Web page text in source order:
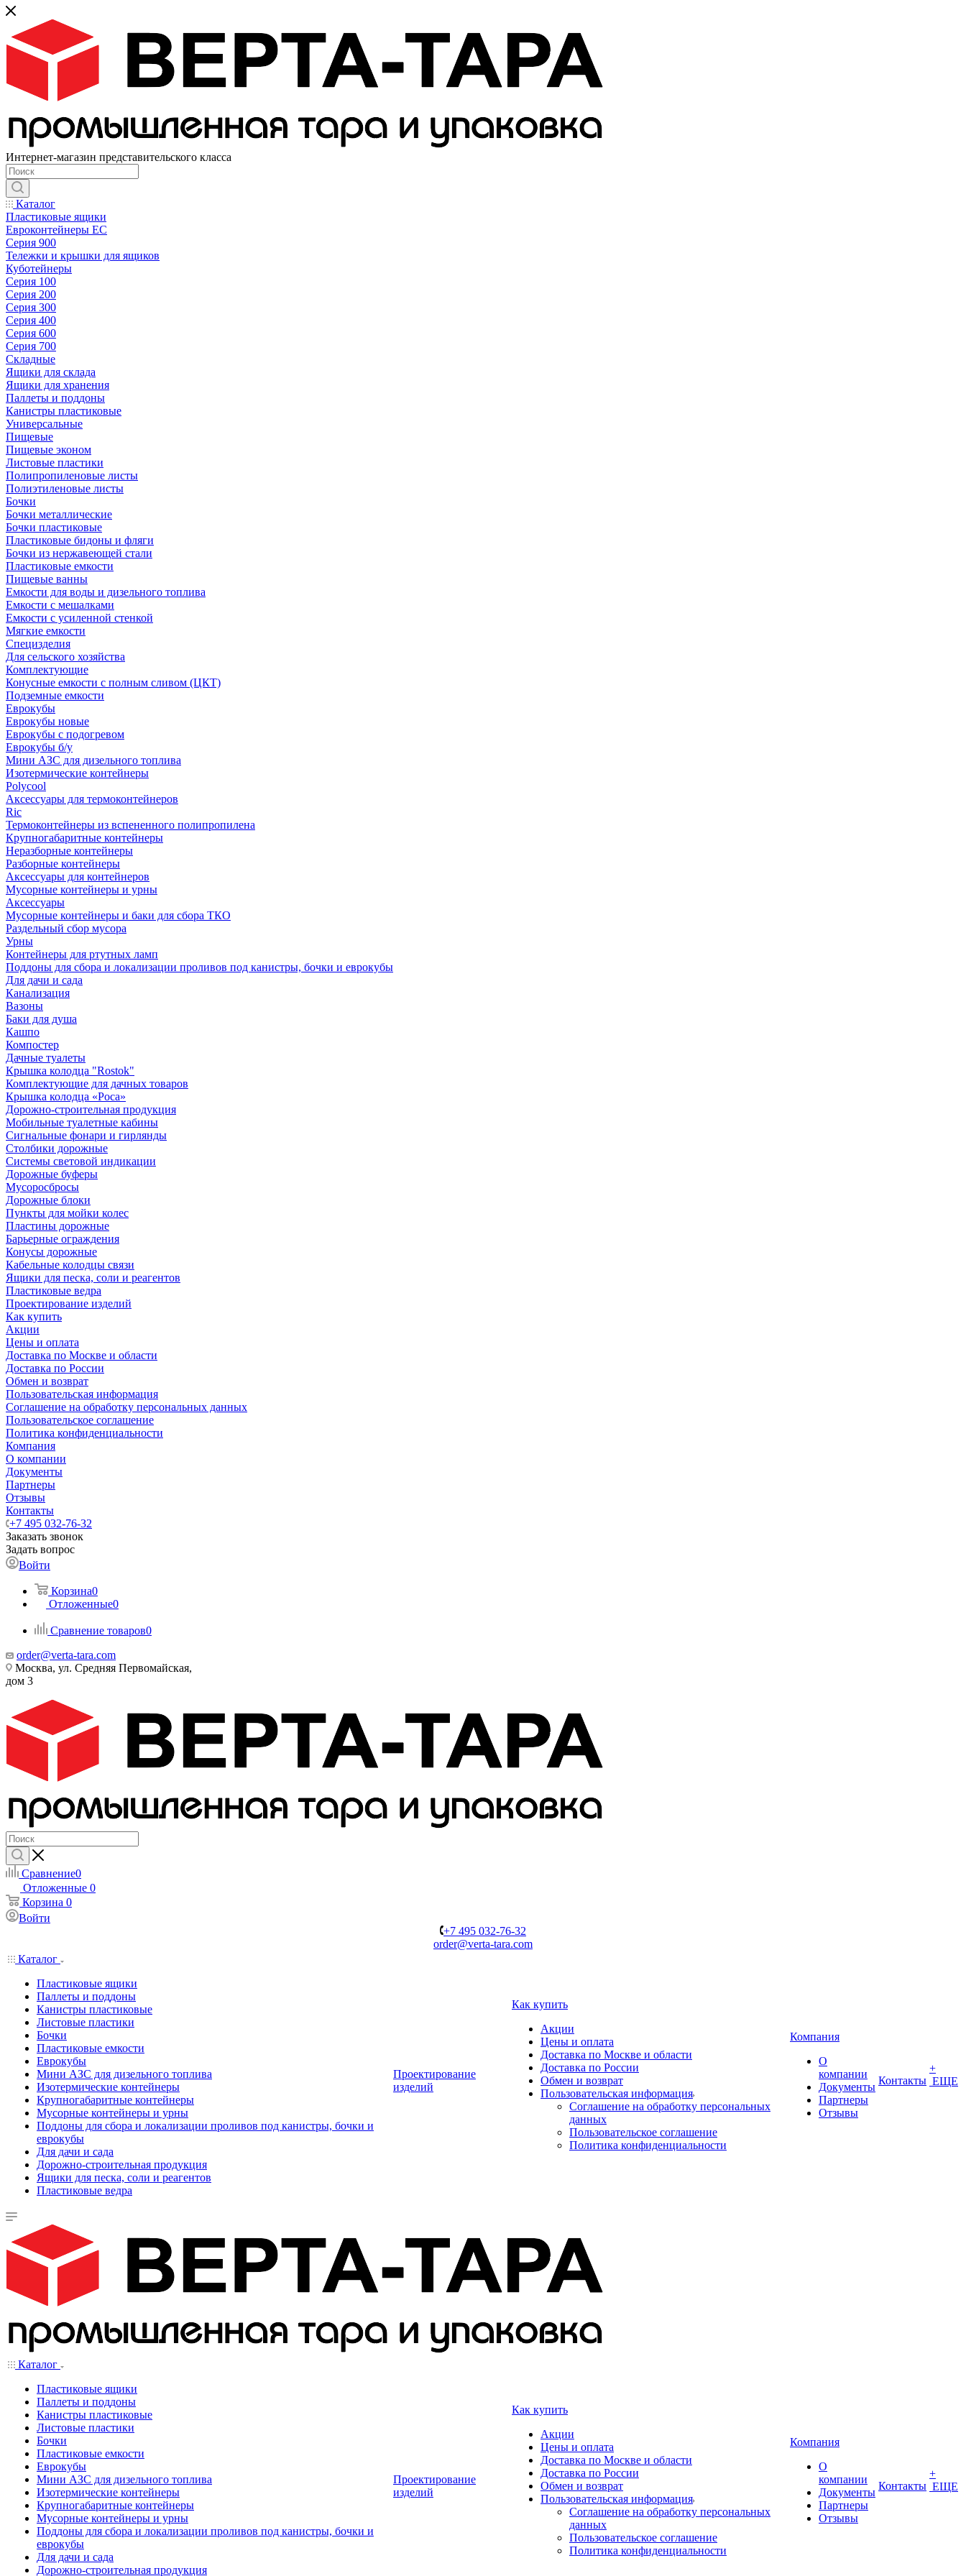
Интернет-магазин представительского класса
Каталог
Пластиковые ящики
Евроконтейнеры ЕС
Серия 900
Тележки и крышки для ящиков
Куботейнеры
Серия 100
Серия 200
Серия 300
Серия 400
Серия 600
Серия 700
Складные
Ящики для склада
Ящики для хранения
Паллеты и поддоны
Канистры пластиковые
Универсальные
Пищевые
Пищевые эконом
Листовые пластики
Полипропиленовые листы
Полиэтиленовые листы
Бочки
Бочки металлические
Бочки пластиковые
Пластиковые бидоны и фляги
Бочки из нержавеющей стали
Пластиковые емкости
Пищевые ванны
Емкости для воды и дизельного топлива
Емкости с мешалками
Емкости с усиленной стенкой
Мягкие емкости
Специзделия
Для сельского хозяйства
Комплектующие
Конусные емкости с полным сливом (ЦКТ)
Подземные емкости
Еврокубы
Еврокубы новые
Еврокубы с подогревом
Еврокубы б/у
Мини АЗС для дизельного топлива
Изотермические контейнеры
Polycool
Аксессуары для термоконтейнеров
Ric
Термоконтейнеры из вспененного полипропилена
Крупногабаритные контейнеры
Неразборные контейнеры
Разборные контейнеры
Аксессуары для контейнеров
Мусорные контейнеры и урны
Аксессуары
Мусорные контейнеры и баки для сбора ТКО
Раздельный сбор мусора
Урны
Контейнеры для ртутных ламп
Поддоны для сбора и локализации проливов под канистры, бочки и еврокубы
Для дачи и сада
Канализация
Вазоны
Баки для душа
Кашпо
Компостер
Дачные туалеты
Крышка колодца "Rostok"
Комплектующие для дачных товаров
Крышка колодца «Роса»
Дорожно-строительная продукция
Мобильные туалетные кабины
Сигнальные фонари и гирлянды
Столбики дорожные
Системы световой индикации
Дорожные буферы
Мусоросбросы
Дорожные блоки
Пункты для мойки колес
Пластины дорожные
Барьерные ограждения
Конусы дорожные
Кабельные колодцы связи
Ящики для песка, соли и реагентов
Пластиковые ведра
Проектирование изделий
Как купить
Акции
Цены и оплата
Доставка по Москве и области
Доставка по России
Обмен и возврат
Пользовательская информация
Соглашение на обработку персональных данных
Пользовательское соглашение
Политика конфиденциальности
Компания
О компании
Документы
Партнеры
Отзывы
Контакты
+7 495 032-76-32
Заказать звонок
Задать вопрос
Войти
Корзина0
Отложенные0
Сравнение товаров0
order@verta-tara.com
Москва, ул. Средняя Первомайская,
дом 3
Сравнение0
Отложенные 0
Корзина 0
Войти
+7 495 032-76-32
order@verta-tara.com
Каталог
Пластиковые ящики
Паллеты и поддоны
Канистры пластиковые
Листовые пластики
Бочки
Пластиковые емкости
Еврокубы
Мини АЗС для дизельного топлива
Изотермические контейнеры
Крупногабаритные контейнеры
Мусорные контейнеры и урны
Поддоны для сбора и локализации проливов под канистры, бочки и
еврокубы
Для дачи и сада
Дорожно-строительная продукция
Ящики для песка, соли и реагентов
Пластиковые ведра
Проектирование
изделий
Как купить
Акции
Цены и оплата
Доставка по Москве и области
Доставка по России
Обмен и возврат
Пользовательская информация
Соглашение на обработку персональных
данных
Пользовательское соглашение
Политика конфиденциальности
Компания
О
компании
Документы
Партнеры
Отзывы
Контакты
+
ЕЩЕ
Каталог
Пластиковые ящики
Паллеты и поддоны
Канистры пластиковые
Листовые пластики
Бочки
Пластиковые емкости
Еврокубы
Мини АЗС для дизельного топлива
Изотермические контейнеры
Крупногабаритные контейнеры
Мусорные контейнеры и урны
Поддоны для сбора и локализации проливов под канистры, бочки и
еврокубы
Для дачи и сада
Дорожно-строительная продукция
Проектирование
изделий
Как купить
Акции
Цены и оплата
Доставка по Москве и области
Доставка по России
Обмен и возврат
Пользовательская информация
Соглашение на обработку персональных
данных
Пользовательское соглашение
Политика конфиденциальности
Компания
О
компании
Документы
Партнеры
Отзывы
Контакты
+
ЕЩЕ